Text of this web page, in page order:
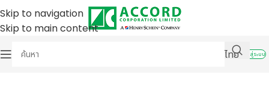
Skip to navigation
Skip to main content
ไทย
เข้าสู่ระบบ